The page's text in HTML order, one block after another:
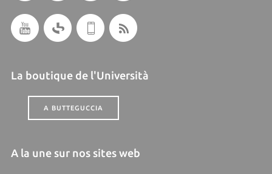
La boutique de l'Università
A BUTTEGUCCIA
A la une sur nos sites web